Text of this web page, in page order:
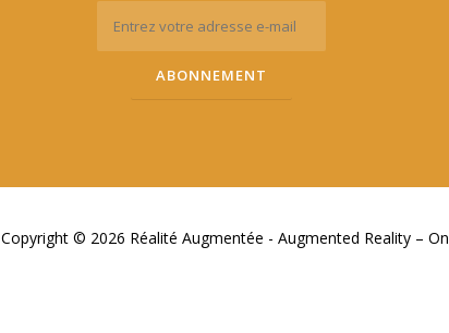
Copyright © 2026 Réalité Augmentée - Augmented Reality –